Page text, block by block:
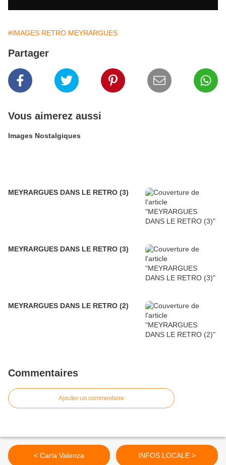
#IMAGES RETRO MEYRARGUES
Partager
Vous aimerez aussi
Images Nostalgiques
MEYRARGUES DANS LE RETRO (3)
MEYRARGUES DANS LE RETRO (3)
MEYRARGUES DANS LE RETRO (2)
Commentaires
Ajouter un commentaire
< Carla Valenza INFOS LOCALE >